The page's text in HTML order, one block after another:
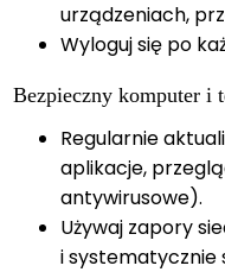
urządzeniach,
Wyloguj się po
Bezpieczny komputer i
Regularnie
aplikacje,
antywirusowe).
Używaj zapory
i